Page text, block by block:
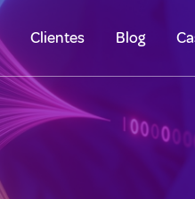
Clientes Blog